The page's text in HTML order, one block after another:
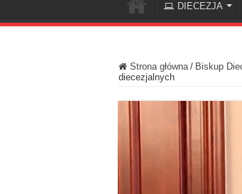
DIECEZJA
Strona główna / Biskup
diecezjalnych